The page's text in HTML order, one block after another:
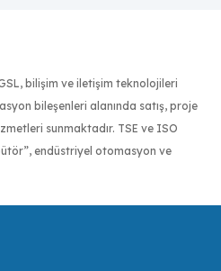
bilişim ve iletişim teknolojileri
bileşenleri alanında satış, proje
sunmaktadır. TSE ve ISO
endüstriyel otomasyon ve
önde gelen üreticilerinin ürünlerini